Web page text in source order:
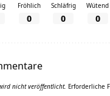
Fröhlich
0
Schläfrig
0
Wütend
0
nicht veröffentlicht. Erforderliche